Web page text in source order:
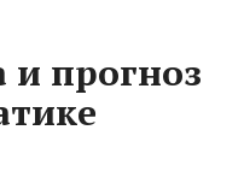
прогноз